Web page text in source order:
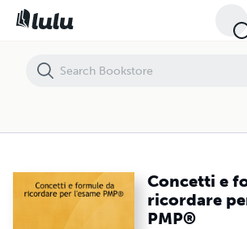
Concetti e
ricordare
PMP®
Concetti e formule da ricordare per l'esame